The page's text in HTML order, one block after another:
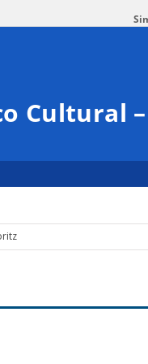
Cultural –